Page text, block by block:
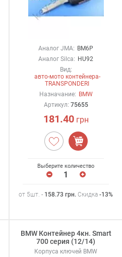
Аналог JMA: BM6P
Аналог Silca: HU92
Вид:
авто-мото контейнера-
TRANSPONDERI
Назначание: BMW
Артикул: 75655
181.40грн
Выберите количество
от 5шт. - 158.73 грн. Скидка -13%
BMW Контейнер 4кн. Smart
700 серия (12/14)
Корпуса ключей BMW